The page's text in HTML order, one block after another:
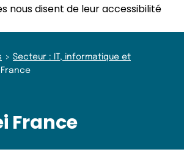
nous disent de leur accessibilité
Secteur : IT, informatique et
France
France